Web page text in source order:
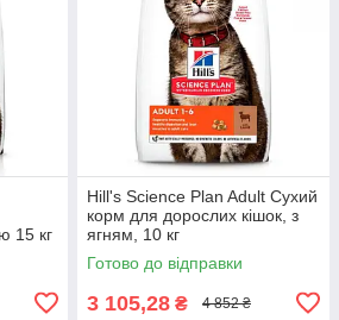
15 кг
Hill's Science Plan Adult Сухий
корм для дорослих кішок, з
ягням, 10 кг
Готово до відправки
3 105,28 ₴ 4 852 ₴